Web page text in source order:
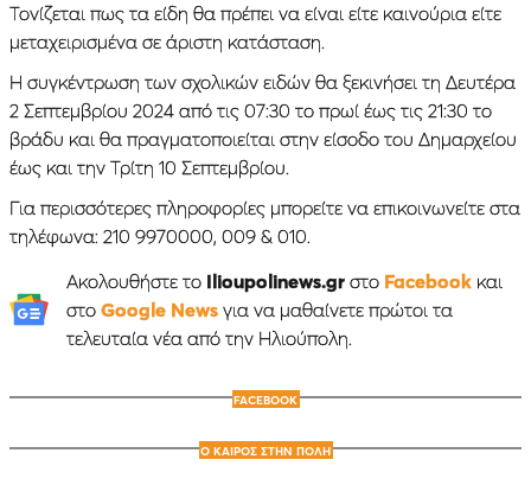
Τονίζεται πως τα είδη θα πρέπει να είναι είτε καινούρια είτε
μεταχειρισμένα σε άριστη κατάσταση.
Η συγκέντρωση των σχολικών ειδών θα ξεκινήσει τη Δευτέρα
2 Σεπτεμβρίου 2024 από τις 07:30 το πρωί έως τις 21:30 το
βράδυ και θα πραγματοποιείται στην είσοδο του Δημαρχείου
έως και την Τρίτη 10 Σεπτεμβρίου.
Για περισσότερες πληροφορίες μπορείτε να επικοινωνείτε στα
τηλέφωνα: 210 9970000, 009 & 010.
Ακολουθήστε το Ilioupolinews.grστο Facebookκαι
στο Google Newsγια να μαθαίνετε πρώτοι τα
τελευταία νέα από την Ηλιούπολη.
FACEBOOK
Ο ΚΑΙΡΟΣ ΣΤΗΝ ΠΟΛΗ